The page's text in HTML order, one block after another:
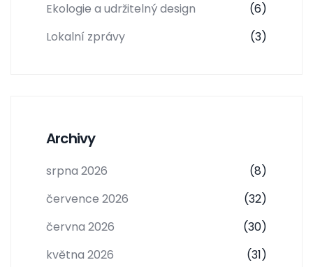
Ekologie a udržitelný design
(6)
Lokalní zprávy
(3)
Archivy
srpna 2026
(8)
července 2026
(32)
června 2026
(30)
května 2026
(31)